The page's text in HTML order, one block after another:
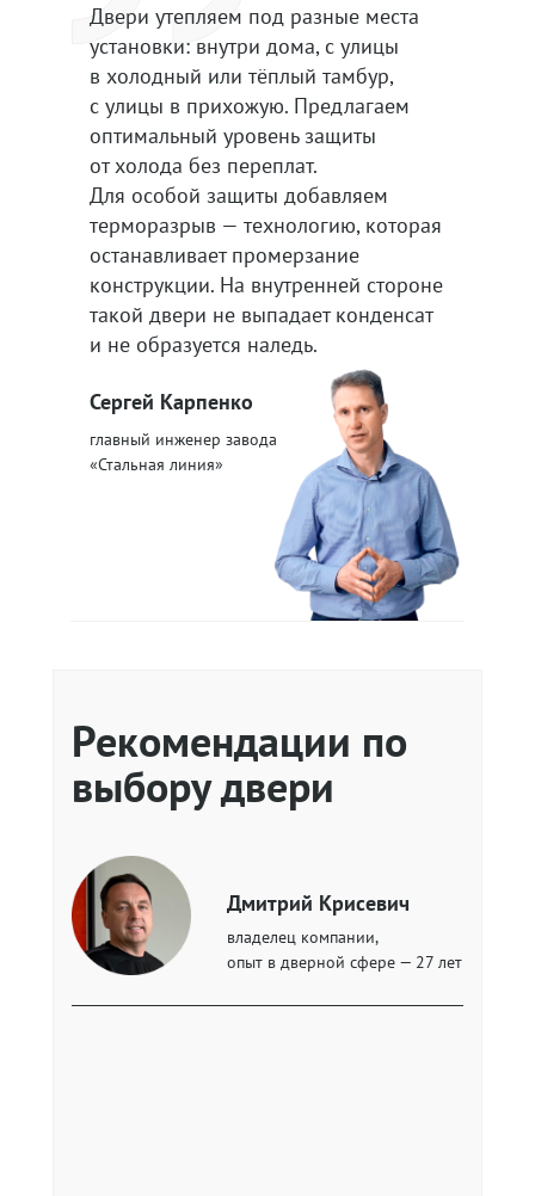
Двери утепляем под разные места
установки: внутри дома, с улицы
в холодный или тёплый тамбур,
с улицы в прихожую. Предлагаем
оптимальный уровень защиты
от холода без переплат.
Для особой защиты добавляем
терморазрыв — технологию, которая
останавливает промерзание
конструкции. На внутренней стороне
такой двери не выпадает конденсат
и не образуется наледь.
Сергей Карпенко
главный инженер завода
«Стальная линия»
Рекомендации по
выбору двери
Дмитрий Крисевич
владелец компании,
опыт в дверной сфере — 27 лет